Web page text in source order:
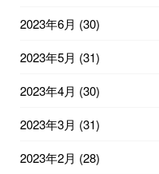
2023年6月 (30)
2023年5月 (31)
2023年4月 (30)
2023年3月 (31)
2023年2月 (28)